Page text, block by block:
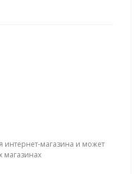
интернет-магазина и может
магазинах